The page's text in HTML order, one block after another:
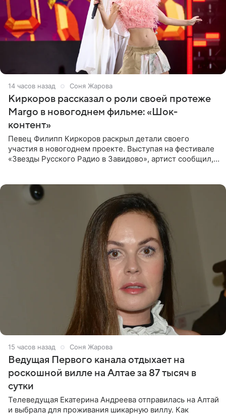
14 часов назад Соня Жарова
Киркоров рассказал о роли своей протеже
Margo в новогоднем фильме: «Шок-
контент»
Певец Филипп Киркоров раскрыл детали своего
участия в новогоднем проекте. Выступая на фестивале
«Звезды Русского Радио в Завидово», артист сообщил,
15 часов назад Соня Жарова
Ведущая Первого канала отдыхает на
роскошной вилле на Алтае за 87 тысяч в
сутки
Телеведущая Екатерина Андреева отправилась на Алтай
и выбрала для проживания шикарную виллу. Как